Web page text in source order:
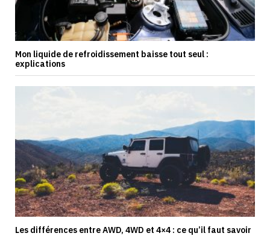
Mon liquide de refroidissement baisse tout seul :
explications
Les différences entre AWD, 4WD et 4×4 : ce qu’il faut savoir